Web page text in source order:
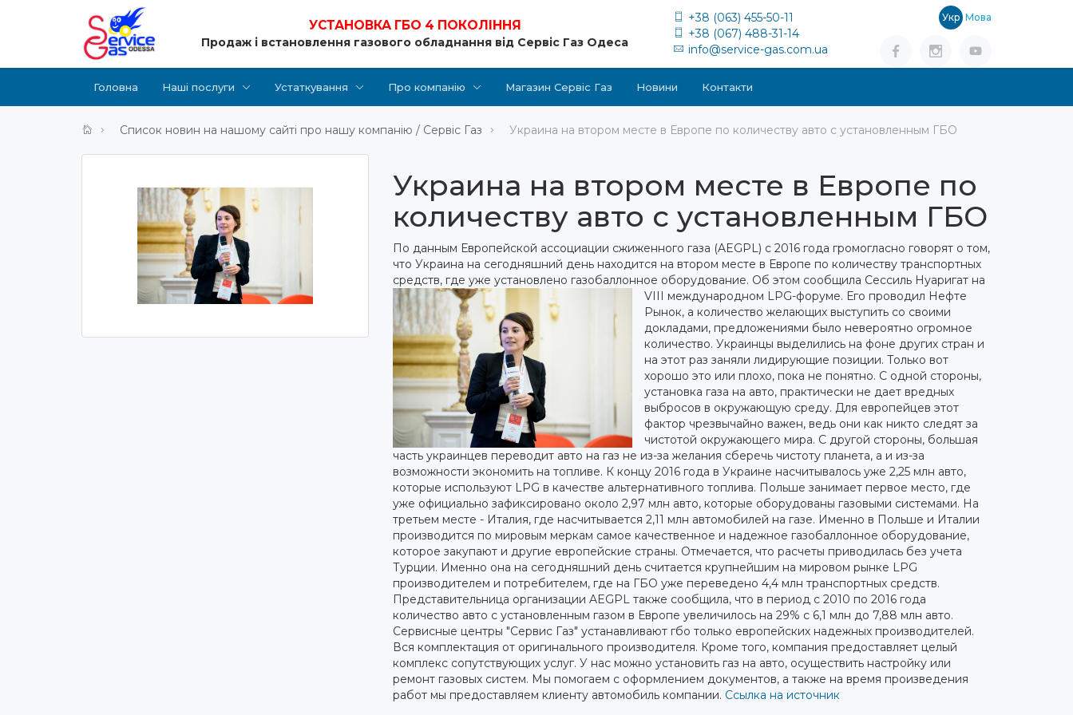
УСТАНОВКА ГБО 4 ПОКОЛІННЯ
Продаж і встановлення газового обладнання від Сервіс Газ Одеса
+38 (063) 455-50-11
+38 (067) 488-31-14
info@service-gas.com.ua
Укр Мова
Головна Наші послуги Устаткування Про компанію Магазин Сервіс Газ Новини Контакти
Список новин на нашому сайті про нашу компанію / Сервіс Газ Украина на втором месте в Европе по количеству авто с установленным ГБО
Украина на втором месте в Европе по
количеству авто с установленным ГБО
По данным Европейской ассоциации сжиженного газа (AEGPL) с 2016 года громогласно говорят о том,
что Украина на сегодняшний день находится на втором месте в Европе по количеству транспортных
средств, где уже установлено газобаллонное оборудование. Об этом сообщила Сессиль Нуаригат на
VIII международном LPG-форуме. Его проводил Нефте
Рынок, а количество желающих выступить со своими
докладами, предложениями было невероятно огромное
количество. Украинцы выделились на фоне других стран и
на этот раз заняли лидирующие позиции. Только вот
хорошо это или плохо, пока не понятно. С одной стороны,
установка газа на авто, практически не дает вредных
выбросов в окружающую среду. Для европейцев этот
фактор чрезвычайно важен, ведь они как никто следят за
чистотой окружающего мира. С другой стороны, большая
часть украинцев переводит авто на газ не из-за желания сберечь чистоту планета, а и из-за
возможности экономить на топливе. К концу 2016 года в Украине насчитывалось уже 2,25 млн авто,
которые используют LPG в качестве альтернативного топлива. Польше занимает первое место, где
уже официально зафиксировано около 2,97 млн авто, которые оборудованы газовыми системами. На
третьем месте - Италия, где насчитывается 2,11 млн автомобилей на газе. Именно в Польше и Италии
производится по мировым меркам самое качественное и надежное газобаллонное оборудование,
которое закупают и другие европейские страны. Отмечается, что расчеты приводилась без учета
Турции. Именно она на сегодняшний день считается крупнейшим на мировом рынке LPG
производителем и потребителем, где на ГБО уже переведено 4,4 млн транспортных средств.
Представительница организации AEGPL также сообщила, что в период с 2010 по 2016 года
количество авто с установленным газом в Европе увеличилось на 29% с 6,1 млн до 7,88 млн авто.
Сервисные центры "Сервис Газ" устанавливают гбо только европейских надежных производителей.
Вся комплектация от оригинального производителя. Кроме того, компания предоставляет целый
комплекс сопутствующих услуг. У нас можно установить газ на авто, осуществить настройку или
ремонт газовых систем. Мы помогаем с оформлением документов, а также на время произведения
работ мы предоставляем клиенту автомобиль компании. Ссылка на источник